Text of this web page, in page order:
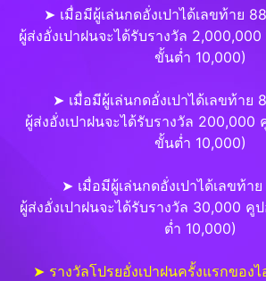
➤ เมื่อมีผู้เล่นกดอั่งเปาได้เลขท้าย
ผู้ส่งอั่งเปาฝนจะได้รับรางวัล
ขั้นต่ำ 10,000)
➤ เมื่อมีผู้เล่นกดอั่งเปาได้เลขท้าย
ผู้ส่งอั่งเปาฝนจะได้รับรางวัล 200,000
ขั้นต่ำ 10,000)
➤ เมื่อมีผู้เล่นกดอั่งเปาได้เลขท้า
ผู้ส่งอั่งเปาฝนจะได้รับรางวัล 30,000 คู
ต่ำ 10,000)
➤ รางวัลโปรยอั่งเปาฝนครั้งแรกของ